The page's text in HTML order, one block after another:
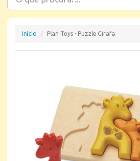
Início Plan Toys - Puzzle Girafa